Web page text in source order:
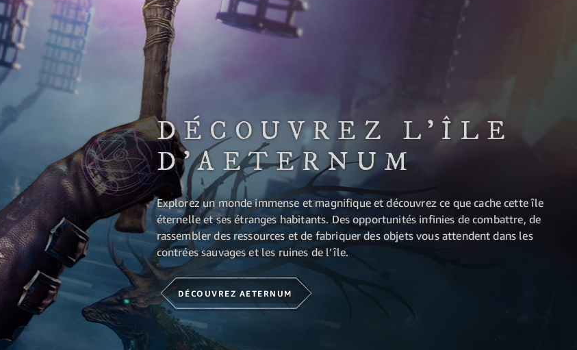
DÉCOUVREZ L'ÎLE
D'AETERNUM
Explorez un monde immense et magnifique et découvrez ce que cache cette île
éternelle et ses étranges habitants. Des opportunités infinies de combattre, de
rassembler des ressources et de fabriquer des objets vous attendent dans les
contrées sauvages et les ruines de l’île.
DÉCOUVREZ AETERNUM